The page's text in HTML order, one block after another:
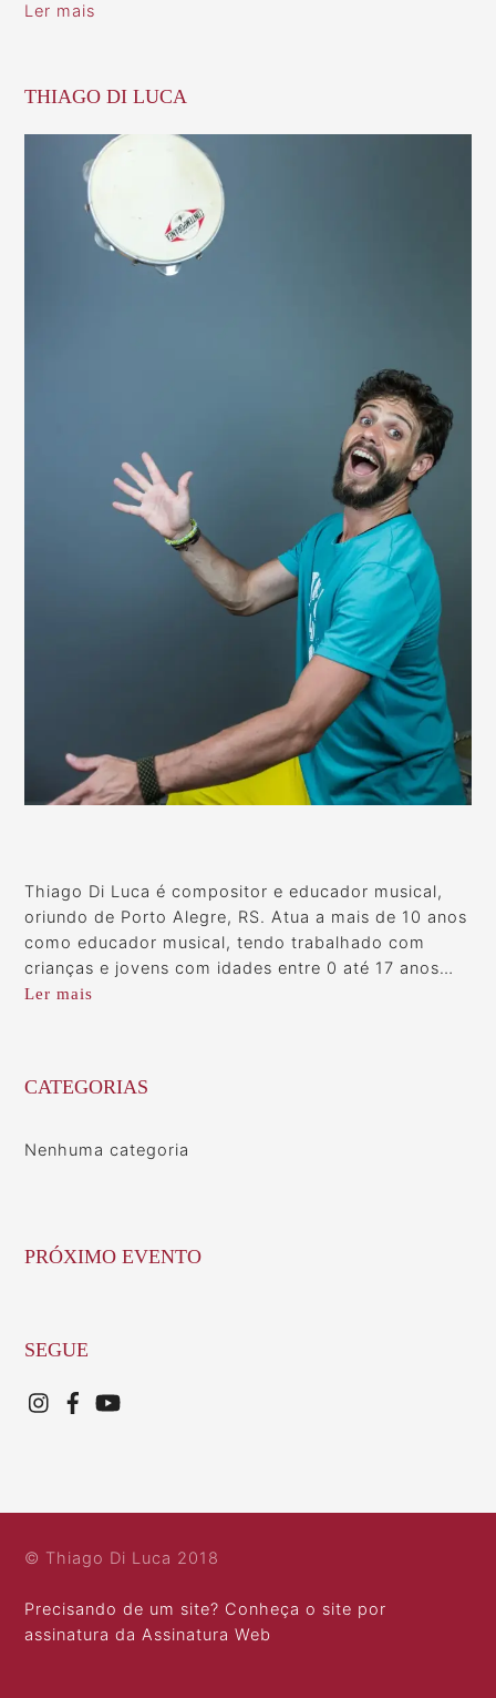
Ler mais
THIAGO DI LUCA
Thiago Di Luca é compositor e educador musical,
oriundo de Porto Alegre, RS. Atua a mais de 10 anos
como educador musical, tendo trabalhado com
crianças e jovens com idades entre 0 até 17 anos…
Ler mais
CATEGORIAS
Nenhuma categoria
PRÓXIMO EVENTO
SEGUE
© Thiago Di Luca 2018
Precisando de um site? Conheça o site por
assinatura da Assinatura Web